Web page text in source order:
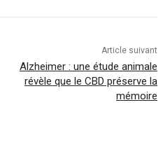
Article suivant
Alzheimer : une étude animale
révèle que le CBD préserve la
mémoire